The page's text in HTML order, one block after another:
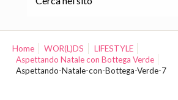
WOR(L)DS
Home WOR(L)DS
LIFESTYLE
Aspettando Natale con Bottega Verde
Aspettando-Natale-con-Bottega-Verde-7